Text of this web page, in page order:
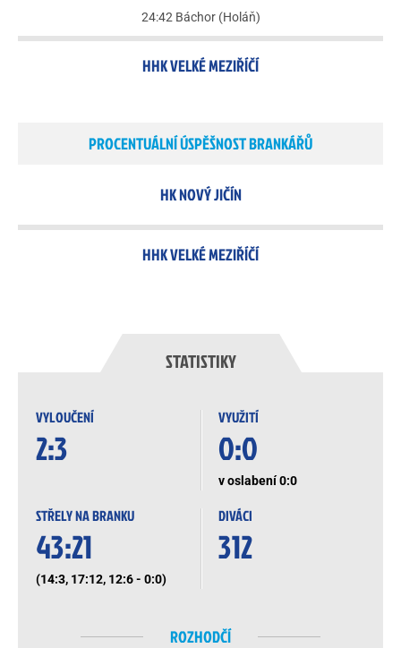
24:42 Báchor (Holáň)
HHK VELKÉ MEZIŘÍČÍ
PROCENTUÁLNÍ ÚSPĚŠNOST BRANKÁŘŮ
HK NOVÝ JIČÍN
HHK VELKÉ MEZIŘÍČÍ
STATISTIKY
VYLOUČENÍ
2:3
VYUŽITÍ
0:0
v oslabení 0:0
STŘELY NA BRANKU
43:21
(14:3, 17:12, 12:6 - 0:0)
DIVÁCI
312
ROZHODČÍ